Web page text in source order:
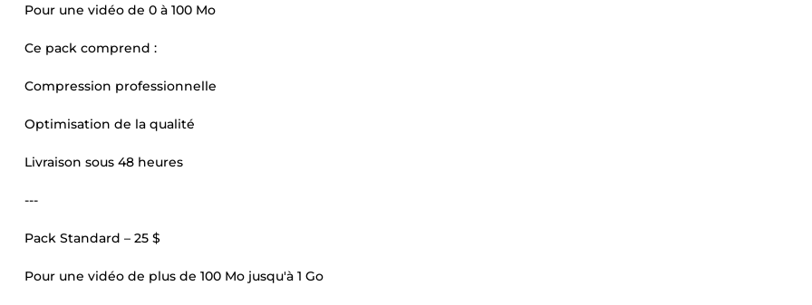
Pour une vidéo de 0 à 100 Mo
Ce pack comprend :
Compression professionnelle
Optimisation de la qualité
Livraison sous 48 heures
---
Pack Standard – 25 $
Pour une vidéo de plus de 100 Mo jusqu'à 1 Go